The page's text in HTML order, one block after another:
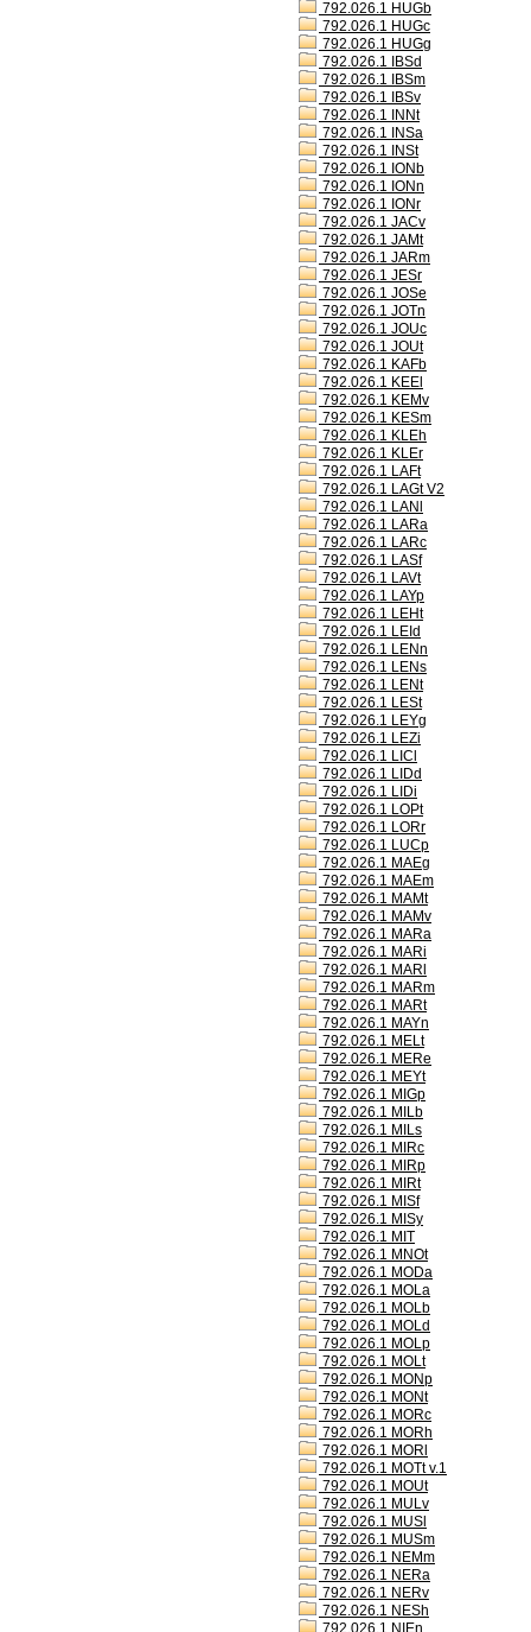
792.026.1 HUGb
792.026.1 HUGc
792.026.1 HUGg
792.026.1 IBSd
792.026.1 IBSm
792.026.1 IBSv
792.026.1 INNt
792.026.1 INSa
792.026.1 INSt
792.026.1 IONb
792.026.1 IONn
792.026.1 IONr
792.026.1 JACv
792.026.1 JAMt
792.026.1 JARm
792.026.1 JESr
792.026.1 JOSe
792.026.1 JOTn
792.026.1 JOUc
792.026.1 JOUt
792.026.1 KAFb
792.026.1 KEEl
792.026.1 KEMv
792.026.1 KESm
792.026.1 KLEh
792.026.1 KLEr
792.026.1 LAFt
792.026.1 LAGt V2
792.026.1 LANl
792.026.1 LARa
792.026.1 LARc
792.026.1 LASf
792.026.1 LAVt
792.026.1 LAYp
792.026.1 LEHt
792.026.1 LEId
792.026.1 LENn
792.026.1 LENs
792.026.1 LENt
792.026.1 LESt
792.026.1 LEYg
792.026.1 LEZi
792.026.1 LICl
792.026.1 LIDd
792.026.1 LIDi
792.026.1 LOPt
792.026.1 LORr
792.026.1 LUCp
792.026.1 MAEg
792.026.1 MAEm
792.026.1 MAMt
792.026.1 MAMv
792.026.1 MARa
792.026.1 MARi
792.026.1 MARl
792.026.1 MARm
792.026.1 MARt
792.026.1 MAYn
792.026.1 MELt
792.026.1 MERe
792.026.1 MEYt
792.026.1 MIGp
792.026.1 MILb
792.026.1 MILs
792.026.1 MIRc
792.026.1 MIRp
792.026.1 MIRt
792.026.1 MISf
792.026.1 MISy
792.026.1 MIT
792.026.1 MNOt
792.026.1 MODa
792.026.1 MOLa
792.026.1 MOLb
792.026.1 MOLd
792.026.1 MOLp
792.026.1 MOLt
792.026.1 MONp
792.026.1 MONt
792.026.1 MORc
792.026.1 MORh
792.026.1 MORl
792.026.1 MOTt v.1
792.026.1 MOUt
792.026.1 MULv
792.026.1 MUSl
792.026.1 MUSm
792.026.1 NEMm
792.026.1 NERa
792.026.1 NERv
792.026.1 NESh
792.026.1 NIEn